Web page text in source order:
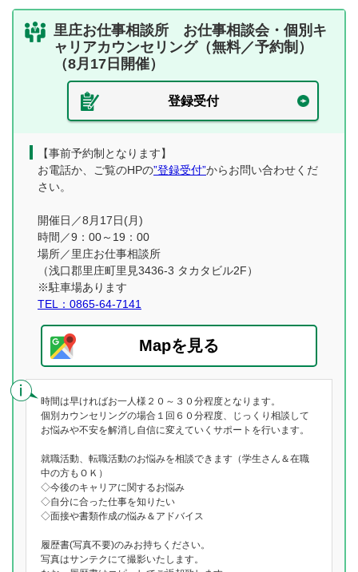
里庄お仕事相談所 お仕事相談会・個別キ
ャリアカウンセリング（無料／予約制）
（8月17日開催）
登録受付
【事前予約制となります】
お電話か、ご覧のHPの”登録受付”からお問い合わせくだ
さい。
開催日／8月17日(月)
時間／9：00～19：00
場所／里庄お仕事相談所
（浅口郡里庄町里見3436-3 タカタビル2F）
※駐車場あります
TEL：0865-64-7141
Mapを見る
時間は早ければお一人様２０～３０分程度となります。
個別カウンセリングの場合１回６０分程度、じっくり相談して
お悩みや不安を解消し自信に変えていくサポートを行います。
就職活動、転職活動のお悩みを相談できます（学生さん＆在職
中の方もＯＫ）
◇今後のキャリアに関するお悩み
◇自分に合った仕事を知りたい
◇面接や書類作成の悩み＆アドバイス
履歴書(写真不要)のみお持ちください。
写真はサンテクにて撮影いたします。